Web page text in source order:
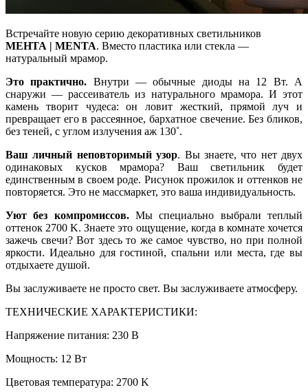
Встречайте новую серию декоративных светильников
МЕНТА | MENTA. Вместо пластика или стекла —
натуральный мрамор.
Это практично. Внутри — обычные диоды на 12 Вт. А
снаружи — рассеиватель из натурального мрамора. И этот
камень творит чудеса: он ловит жесткий, прямой луч и
превращает его в рассеянное, бархатное свечение. Без бликов,
без теней, с углом излучения аж 130˚.
Ваш личный неповторимый узор. Вы знаете, что нет двух
одинаковых кусков мрамора? Ваш светильник будет
единственным в своем роде. Рисунок прожилок и оттенков не
повторяется. Это не массмаркет, это ваша индивидуальность.
Уют без компромиссов.Мы специально выбрали теплый
оттенок 2700 K. Знаете это ощущение, когда в комнате хочется
зажечь свечи? Вот здесь то же самое чувство, но при полной
яркости. Идеально для гостиной, спальни или места, где вы
отдыхаете душой.
Вы заслуживаете не просто свет. Вы заслуживаете атмосферу.
ТЕХНИЧЕСКИЕ ХАРАКТЕРИСТИКИ:
Напряжение питания: 230 В
Мощность: 12 Вт
Цветовая температура: 2700 K